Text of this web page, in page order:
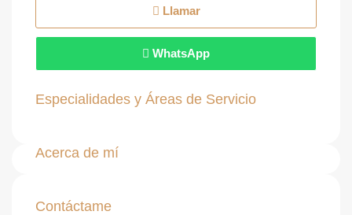
Llamar
WhatsApp
Especialidades y Áreas de Servicio
Acerca de mí
Contáctame